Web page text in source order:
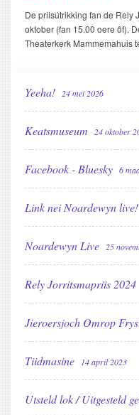
De priisútrikking fan de Rely
oktober (fan 15.00 oere ôf).
Theaterkerk Mammemahuis
Yeeha! 24 mei 2026
Keatsmuseum 24 oktober
Facebook - Bluesky 6
Link nei Noardewyn live!
Noardewyn Live 25
Rely Jorritsmapriis 2024
Jieroersjoch Omrop
Tiidmasine 14 april 2023
Utsteld lok / Uitgesteld